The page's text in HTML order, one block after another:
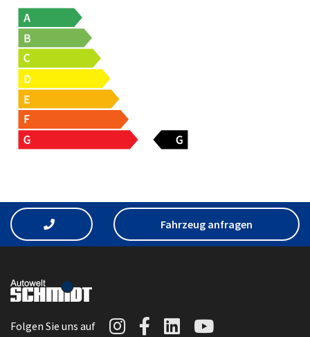
Fahrzeug anfragen
Folgen Sie uns auf Autowelt Schmidt auf
Autowelt Schmidt
AutoweltAutowelt